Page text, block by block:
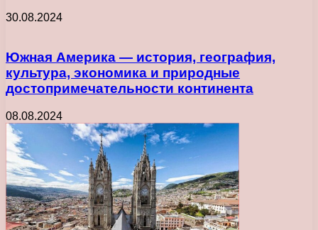
30.08.2024
Южная Америка — история, география,
культура, экономика и природные
достопримечательности континента
08.08.2024